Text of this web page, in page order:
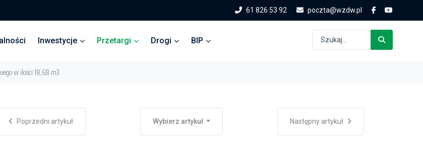
61 826 53 92 poczta@wzdw.pl
Inwestycje Przetargi Drogi BIP
w ilości 18,68 m3
Poprzedni artykuł Wybierz artykuł Następny artykuł